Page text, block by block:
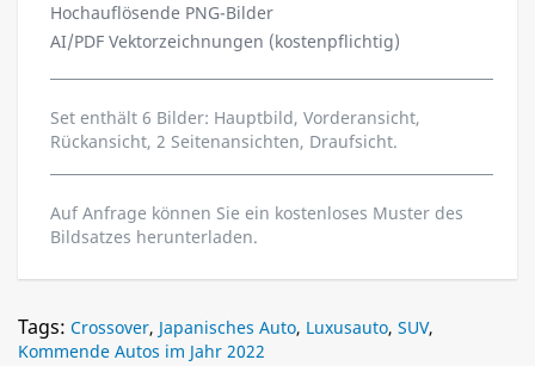
Hochauflösende PNG-Bilder
AI/PDF Vektorzeichnungen (kostenpflichtig)
Set enthält 6 Bilder: Hauptbild, Vorderansicht,
Rückansicht, 2 Seitenansichten, Draufsicht.
Auf Anfrage können Sie ein kostenloses Muster des
Bildsatzes herunterladen.
Tags: Crossover, Japanisches Auto, Luxusauto, SUV,
Kommende Autos im Jahr 2022